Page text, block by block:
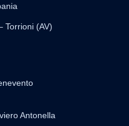
Torrioni (AV)
Antonella